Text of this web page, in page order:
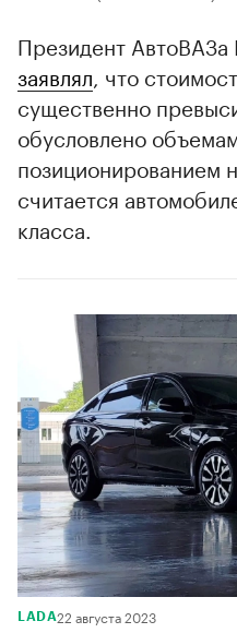
Президент
заявлял , что
существенно
обусловлено
позиционированием
считается
класса.
LADA22 августа 2023